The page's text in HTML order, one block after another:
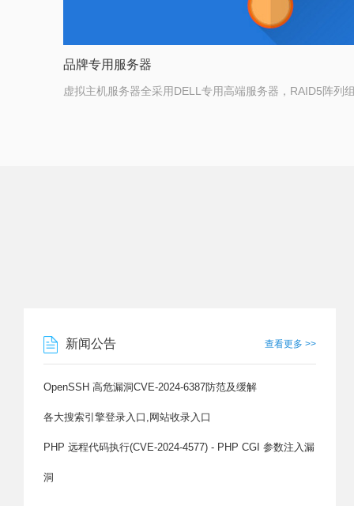
品牌专用服务器
虚拟主机服务器全采用DELL专用高端服务器，RAID5阵列
查看更多 >>
新闻公告
OpenSSH 高危漏洞CVE-2024-6387防范及缓解
各大搜索引擎登录入口,网站收录入口
PHP 远程代码执行(CVE-2024-4577) - PHP CGI 参数注入漏
洞